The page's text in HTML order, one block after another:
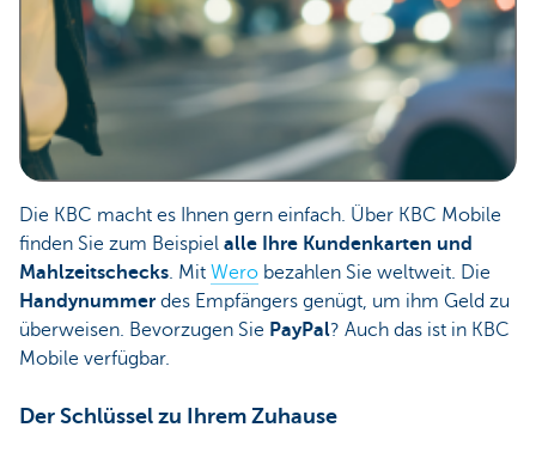
Die KBC macht es Ihnen gern einfach. Über KBC Mobile
finden Sie zum Beispiel alle Ihre Kundenkarten und
Mahlzeitschecks. Mit Wero bezahlen Sie weltweit. Die
Handynummer des Empfängers genügt, um ihm Geld zu
überweisen. Bevorzugen Sie PayPal? Auch das ist in KBC
Mobile verfügbar.
Der Schlüssel zu Ihrem Zuhause